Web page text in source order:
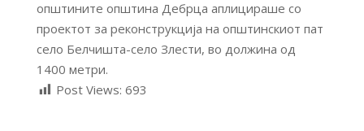
општините општина Дебрца аплицираше со
проектот за реконструкција на општинскиот пат
село Белчишта-село Злести, во должина од
1400 метри.
Post Views: 693